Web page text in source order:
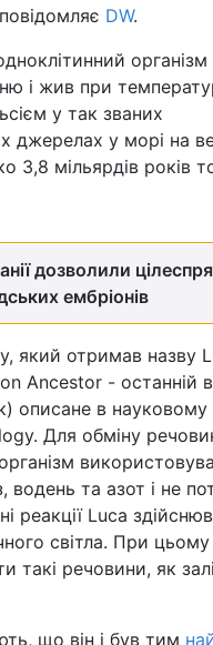
DW.
організм
і жив при
у так званих
джерелах у морі на
3,8 мільярдів років
дозволили
ембріонів
який отримав назву
Ancestor - останній
описане в науковому
Для обміну
водень та азот і не
реакції Luca
світла. При цьому
такі речовини, як
що він і був тим